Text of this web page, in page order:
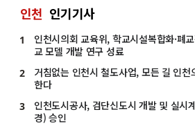
인천 인기기사
1
인천시의회 교육위, 학교시설복합화·폐
교 모델 개발 연구 성료
2
거침없는 인천시 철도사업, 모든 길 인천
한다
3
인천도시공사, 검단신도시 개발 및 실시
경) 승인